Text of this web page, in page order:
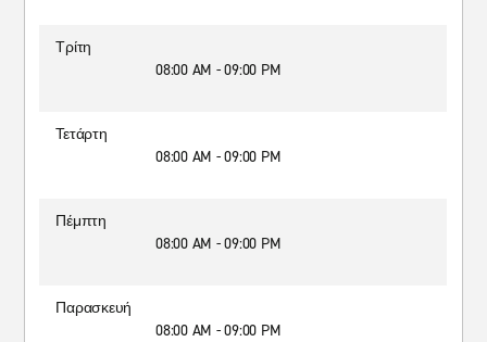
Τρίτη
08:00 AM - 09:00 PM
Τετάρτη
08:00 AM - 09:00 PM
Πέμπτη
08:00 AM - 09:00 PM
Παρασκευή
08:00 AM - 09:00 PM